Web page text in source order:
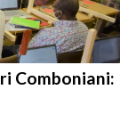
Comboniani: